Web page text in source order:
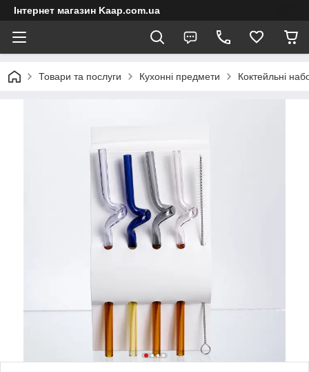
Інтернет магазин Kaap.com.ua
Товари та послуги Кухонні предмети Коктейльні